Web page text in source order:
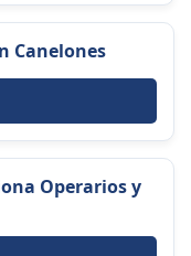
Canelones
Operarios y